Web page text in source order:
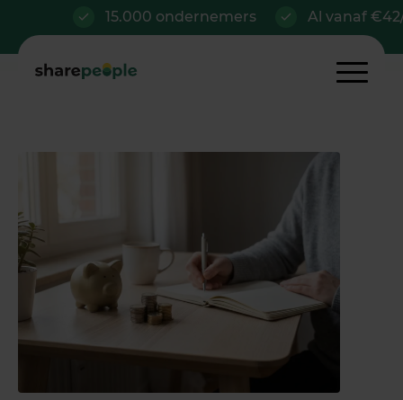
15.000 ondernemers Al vanaf €42/mnd